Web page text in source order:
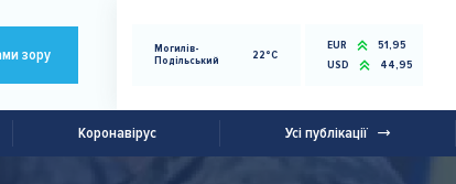
зору
Могилів-
Подільський
22°C
EUR
51,95
USD
44,95
Коронавірус Усі публікації